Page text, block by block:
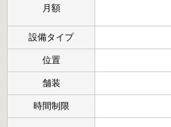
月額
設備タイプ
位置
舗装
時間制限